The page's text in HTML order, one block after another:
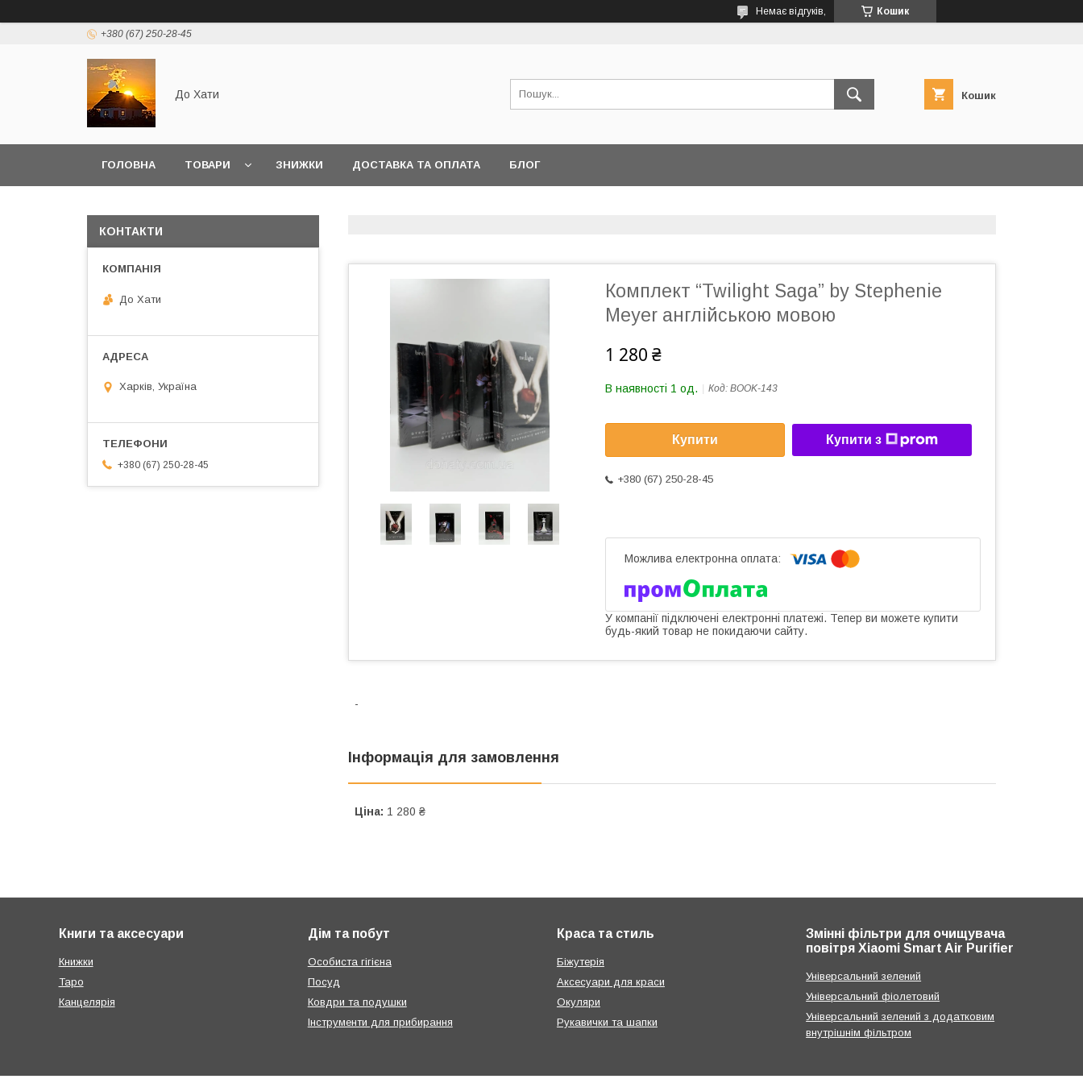
Кошик
Немає відгуків,
+380 (67) 250-28-45
До Хати Кошик
ГОЛОВНА ТОВАРИ ЗНИЖКИ ДОСТАВКА ТА ОПЛАТА БЛОГ
Комплект “Twilight Saga” by Stephenie
Meyer англійською мовою
1 280 ₴
В наявності 1 од. Код: BOOK-143
Купити Купити з
+380 (67) 250-28-45
У компанії підключені електронні платежі. Тепер ви можете купити
будь-який товар не покидаючи сайту.
-
Інформація для замовлення
Ціна: 1 280 ₴
КОНТАКТИ
До Хати
Харків, Україна
+380 (67) 250-28-45
Книги та аксесуари
Книжки
Таро
Канцелярія
Дім та побут
Особиста гігієна
Посуд
Ковдри та подушки
Інструменти для прибирання
Краса та стиль
Біжутерія
Аксесуари для краси
Окуляри
Рукавички та шапки
Змінні фільтри для очищувача
повітря Xiaomi Smart Air Purifier
Універсальний зелений
Універсальний фіолетовий
Універсальний зелений з додатковим
внутрішнім фільтром